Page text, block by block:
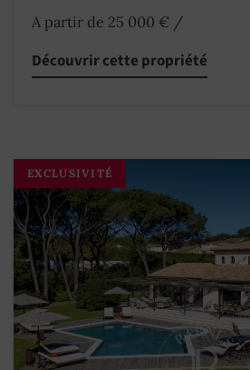
A partir de 25 000 € /
Découvrir cette propriété
EXCLUSIVITÉ